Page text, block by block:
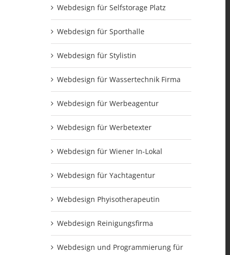
Webdesign für Selfstorage Platz
Webdesign für Sporthalle
Webdesign für Stylistin
Webdesign für Wassertechnik Firma
Webdesign für Werbeagentur
Webdesign für Werbetexter
Webdesign für Wiener In-Lokal
Webdesign für Yachtagentur
Webdesign Phyisotherapeutin
Webdesign Reinigungsfirma
Webdesign und Programmierung für